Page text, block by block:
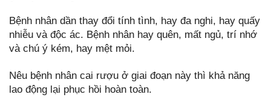
Bệnh nhân dần thay đổi tính tình, hay đa nghi, hay quấy
nhiễu và độc ác. Bệnh nhân hay quên, mất ngủ, trí nhớ
và chú ý kém, hay mệt mỏi.
Nêu bệnh nhân cai rượu ở giai đoạn này thì khả năng
lao động lại phục hồi hoàn toàn.